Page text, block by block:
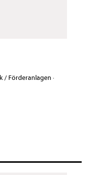
/ Förderanlagen ·